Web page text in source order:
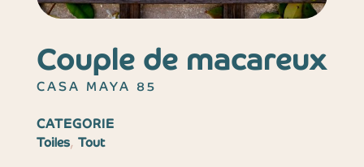
Couple de macareux
CASA MAYA 85
CATEGORIE
Toiles, Tout